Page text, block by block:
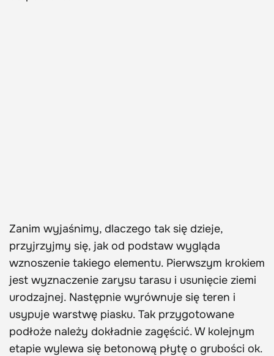
Zanim wyjaśnimy, dlaczego tak się dzieje,
przyjrzyjmy się, jak od podstaw wygląda
wznoszenie takiego elementu. Pierwszym krokiem
jest wyznaczenie zarysu tarasu i usunięcie ziemi
urodzajnej. Następnie wyrównuje się teren i
usypuje warstwę piasku. Tak przygotowane
podłoże należy dokładnie zagęścić. W kolejnym
etapie wylewa się betonową płytę o grubości ok.